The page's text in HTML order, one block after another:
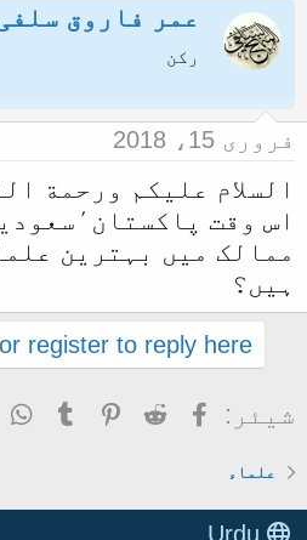
ض
و
ک
ا
آ
غ
ا
ز
ک
ر
ے
ل
عمر فاروق
رکن
فروری 15، 2018
السلام علیکم ورحمة
اس وقت
ممالک میں بہترین
ہیں؟
register to reply here.
شیئر: Facebook
Reddit
Pinterest
علماء